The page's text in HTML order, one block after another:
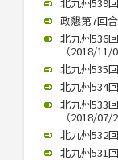
政懇第7回
北九州536
（2018/11/
北九州535
北九州534
北九州533
（2018/07/
北九州532
北九州531